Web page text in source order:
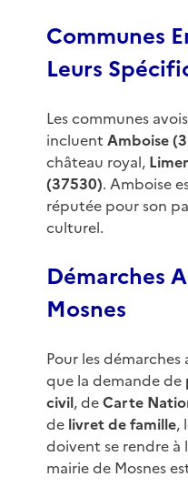
Communes
Leurs
Les communes
incluent Amboise
château royal,
(37530). Amboise
réputée pour son
culturel.
Démarches
Mosnes
Pour les
que la demande de
civil, deCarte
de livret de famille,
doivent se rendre à
mairie de Mosnes